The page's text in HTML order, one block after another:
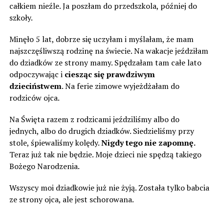
całkiem nieźle. Ja poszłam do przedszkola, później do
szkoły.
Minęło 5 lat, dobrze się uczyłam i myślałam, że mam
najszczęśliwszą rodzinę na świecie. Na wakacje jeździłam
do dziadków ze strony mamy. Spędzałam tam całe lato
odpoczywając i ciesząc się prawdziwym
dzieciństwem. Na ferie zimowe wyjeżdżałam do
rodziców ojca.
Na Święta razem z rodzicami jeździliśmy albo do
jednych, albo do drugich dziadków. Siedzieliśmy przy
stole, śpiewaliśmy kolędy.Nigdy tego nie zapomnę.
Teraz już tak nie będzie. Moje dzieci nie spędzą takiego
Bożego Narodzenia.
Wszyscy moi dziadkowie już nie żyją. Została tylko babcia
ze strony ojca, ale jest schorowana.